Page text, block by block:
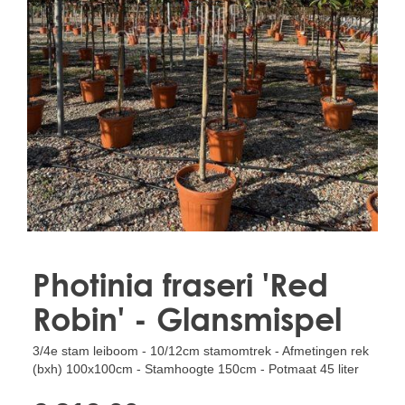
Treesafe
VORSTBESCHERMINGVOORBOMEN.NL
WINTERSCHUTZFUERBAEUME.DE
FROSTPROTECTIONFORTREES.CO.UK
Terracotta
TERRACOTTA.NL
TERRACOTTA.BE
TERRAKOTTA.DE
Photinia fraseri 'Red
Robin' - Glansmispel
3/4e stam leiboom - 10/12cm stamomtrek - Afmetingen rek
(bxh) 100x100cm - Stamhoogte 150cm - Potmaat 45 liter